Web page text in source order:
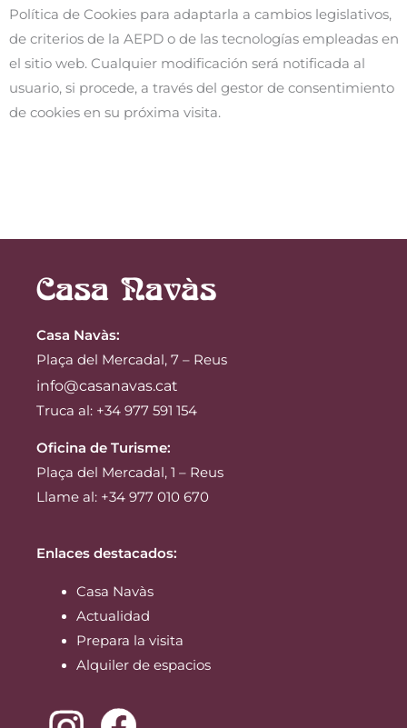
Política de Cookies para adaptarla a cambios legislativos,
de criterios de la AEPD o de las tecnologías empleadas en
el sitio web. Cualquier modificación será notificada al
usuario, si procede, a través del gestor de consentimiento
de cookies en su próxima visita.
Casa Navàs:
Plaça del Mercadal, 7 – Reus
info@casanavas.cat
Truca al: +34 977 591 154
Oficina de Turisme:
Plaça del Mercadal, 1 – Reus
Llame al: +34 977 010 670
Enlaces destacados:
Casa Navàs
Actualidad
Prepara la visita
Alquiler de espacios